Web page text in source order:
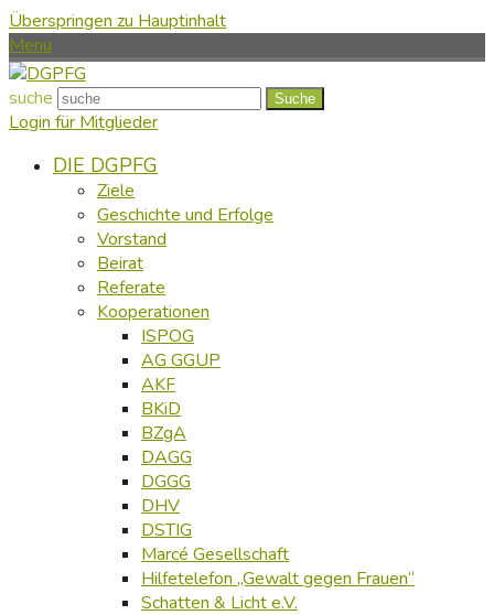
Überspringen zu Hauptinhalt
Menu
suche Suche
Login für Mitglieder
DIE DGPFG
Ziele
Geschichte und Erfolge
Vorstand
Beirat
Referate
Kooperationen
ISPOG
AG GGUP
AKF
BKiD
BZgA
DAGG
DGGG
DHV
DSTIG
Marcé Gesellschaft
Hilfetelefon „Gewalt gegen Frauen“
Schatten & Licht e.V.